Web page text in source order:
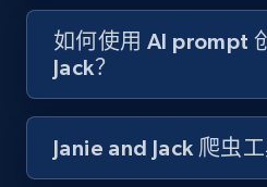
8.1K+ 716+
Youtube - Videos posts -
youtube videos by
URL, Title, Youtuber,
如何使用 AI prompt
Jack？
Janie and Jack 爬虫